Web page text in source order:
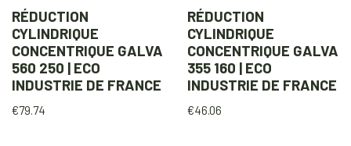
RÉDUCTION
CYLINDRIQUE
CONCENTRIQUE GALVA
560 250 | ECO
INDUSTRIE DE FRANCE
€79.74
RÉDUCTION
CYLINDRIQUE
CONCENTRIQUE GALVA
355 160 | ECO
INDUSTRIE DE FRANCE
€46.06